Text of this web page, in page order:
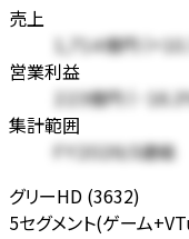
売上
1,714億円
営業利益
223億円 (-
集計範囲
FY2026/3連結
グリーHD (3632)
5セグメント(ゲーム